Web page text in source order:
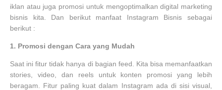
iklan atau juga promosi untuk mengoptimalkan digital marketing
bisnis kita. Dan berikut manfaat Instagram Bisnis sebagai
berikut :
1. Promosi dengan Cara yang Mudah
Saat ini fitur tidak hanya di bagian feed. Kita bisa memanfaatkan
stories, video, dan reels untuk konten promosi yang lebih
beragam. Fitur paling kuat dalam Instagram ada di sisi visual,